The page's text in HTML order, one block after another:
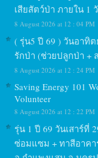
เสียสัตว์ป่า ภายใน 1
8 August 2026 at 12 : 04 PM
( รุ่น5 ปี 69 ) วันอาทิ
รักป่า (ช่วยปลูกป่า +
8 August 2026 at 12 : 24 PM
Saving Energy 101
Volunteer
8 August 2026 at 12 : 22 PM
รุ่น 1 ปี 69 วันเสาร์ที่
ซ่อมแซม + ทาสีอาคา